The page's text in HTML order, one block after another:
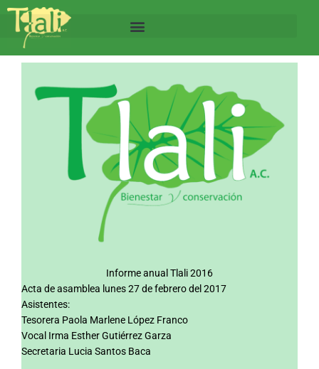
contenido
Informe anual Tlali 2016
Acta de asamblea lunes 27 de febrero del 2017
Asistentes:
Tesorera Paola Marlene López Franco
Vocal Irma Esther Gutiérrez Garza
Secretaria Lucia Santos Baca